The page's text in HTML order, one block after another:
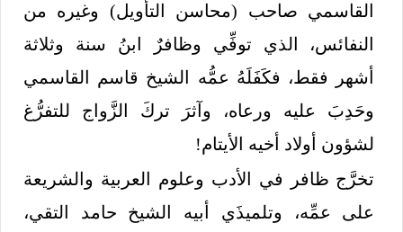
القاسمي صاحب (محاسن التأويل) وغيره من
النفائس، الذي توفِّي وظافرٌ ابنُ سنة وثلاثة
أشهر فقط، فكَفَلَهُ عمُّه الشيخ قاسم القاسمي
وحَدِبَ عليه ورعاه، وآثرَ تركَ الزَّواج للتفرُّغ
لشؤون أولاد أخيه الأيتام!
تخرَّج ظافر في الأدب وعلوم العربية والشريعة
على عمِّه، وتلميذَي أبيه الشيخ حامد التقي،